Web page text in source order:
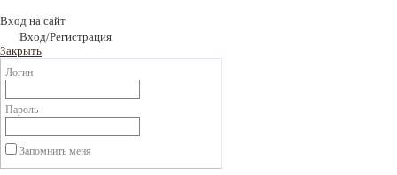
Вход на сайт
Вход/Регистрация
Закрыть
Логин
Пароль
Запомнить меня